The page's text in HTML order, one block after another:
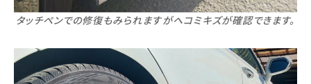
タッチペンでの修復もみられますがヘコミキズが確認できます。